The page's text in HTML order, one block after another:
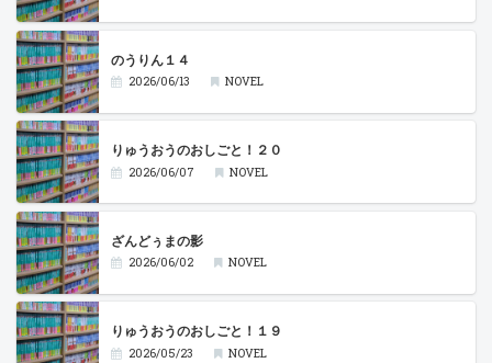
のうりん１４
2026/06/13 NOVEL
りゅうおうのおしごと！２０
2026/06/07 NOVEL
ざんどぅまの影
2026/06/02 NOVEL
りゅうおうのおしごと！１９
2026/05/23 NOVEL